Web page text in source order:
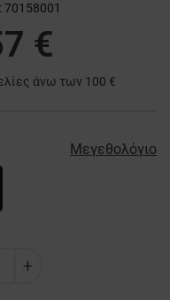
70158001
€
άνω των 100 €
Μεγεθολόγιο